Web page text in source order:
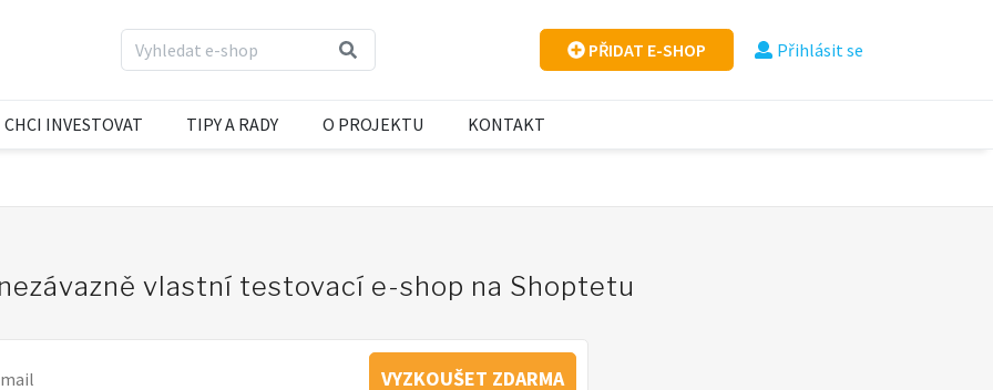
PŘIDAT E-SHOP Přihlásit se
CHCI INVESTOVAT TIPY A RADY O PROJEKTU KONTAKT
vlastní testovací e-shop na Shoptetu
VYZKOUŠET ZDARMA